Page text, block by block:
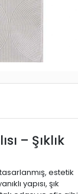
– Şıklık
estetik
yapısı, şık